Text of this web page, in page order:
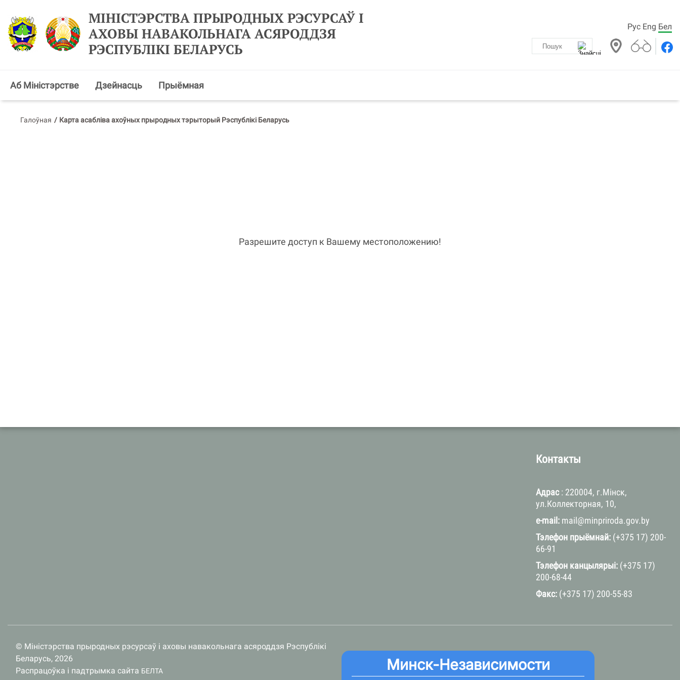
МІНІСТЭРСТВА ПРЫРОДНЫХ РЭСУРСАЎ І
АХОВЫ НАВАКОЛЬНАГА АСЯРОДДЗЯ
РЭСПУБЛІКІ БЕЛАРУСЬ
Рус Eng Бел
Аб Міністэрстве Дзейнасць Прыёмная
Галоўная / Карта асабліва ахоўных прыродных тэрыторый Рэспублікі Беларусь
Разрешите доступ к Вашему местоположению!
Контакты
Адрас: 220004, г.Мінск,
ул.Коллекторная, 10,
e-mail: mail@minpriroda.gov.by
Тэлефон прыёмнай: (+375 17) 200-
66-91
Тэлефон канцылярыі: (+375 17)
200-68-44
Факс: (+375 17) 200-55-83
© Міністэрства прыродных рэсурсаў і аховы навакольнага асяроддзя Рэспублікі
Беларусь, 2026
Распрацоўка і падтрымка сайта БЕЛТА Минск-Независимости